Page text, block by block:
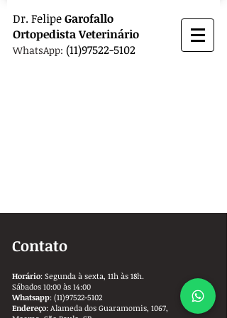
Dr. FelipeGarofallo
OrtopedistaVeterinário
WhatsApp: (11)97522-5102
Contato
Horário: Segunda à sexta, 11h às 18h.
Sábados 10:00 às 14:00
Whatsapp: (11)97522-5102
Endereço: Alameda dos Guaramomis, 1067,